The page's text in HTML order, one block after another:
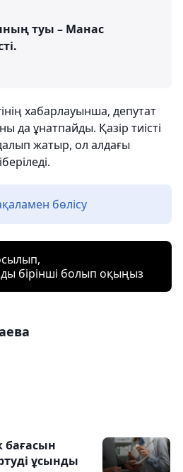
туы – Манас
хабарлауынша, депутат
да ұнатпайды. Қазір тиісті
жатыр, ол алдағы
бөлісу
бірінші болып оқыңыз
бағасын
ұсынды